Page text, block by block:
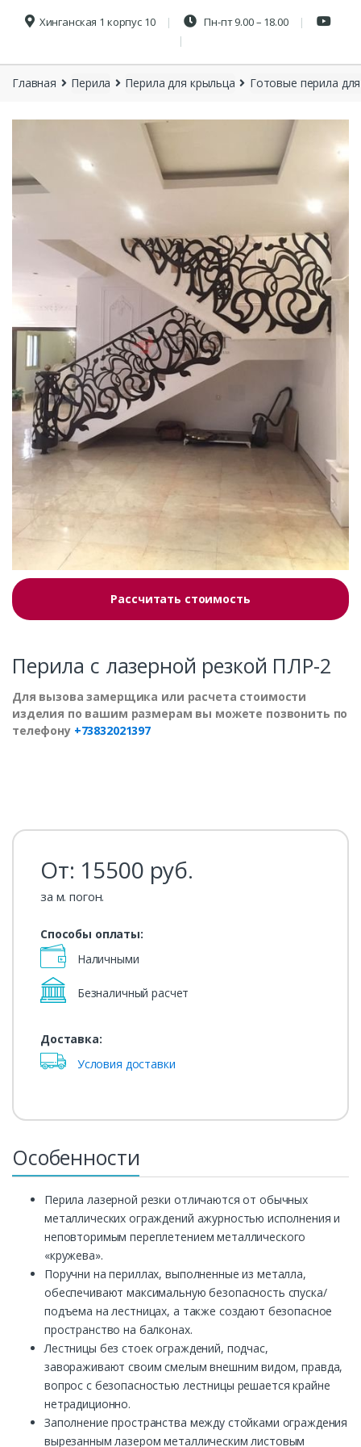
Хинганская 1 корпус 10 Пн-пт 9.00 – 18.00
Главная Перила Перила для крыльца Готовые перила
Рассчитать стоимость
Перила с лазерной резкой ПЛР-2
Для вызова замерщика или расчета стоимости
изделия по вашим размерам вы можете позвонить по
телефону +73832021397
От: 15500 руб.
за м. погон.
Способы оплаты:
Наличными
Безналичный расчет
Доставка:
Условия доставки
Особенности
Перила лазерной резки отличаются от обычных
металлических ограждений ажурностью исполнения и
неповторимым переплетением металлического
«кружева».
Поручни на периллах, выполненные из металла,
обеспечивают максимальную безопасность спуска/
подъема на лестницах, а также создают безопасное
пространство на балконах.
Лестницы без стоек ограждений, подчас,
завораживают своим смелым внешним видом, правда,
вопрос с безопасностью лестницы решается крайне
нетрадиционно.
Заполнение пространства между стойками ограждения
вырезанным лазером металлическим листовым